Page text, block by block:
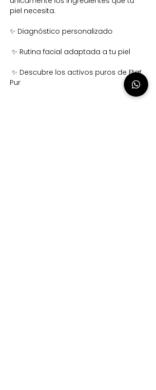
piel necesita.
✨ Diagnóstico personalizado
✨ Rutina facial adaptada a tu piel
Pur